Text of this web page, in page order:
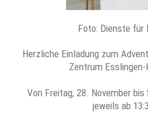
Foto: Dienste für
Herzliche Einladung zum
Zentrum Esslingen-
Von Freitag, 28. November
jeweils ab